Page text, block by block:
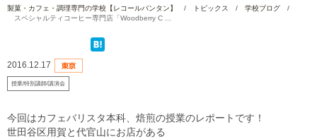
製菓・カフェ・調理専門の学校【レコールバンタン】 / トピックス / 学校ブログ
/
スペシャルティコーヒー専門店「Woodberry C ...
2016.12.17
授業/特別講師/講演会
今回はカフェバリスタ本科、焙煎の授業のレポートです！
世田谷区用賀と代官山にお店がある